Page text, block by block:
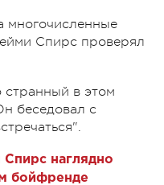
многочисленные
Спирс проверял
странный в этом
беседовал с
Спирс наглядно
бойфренде